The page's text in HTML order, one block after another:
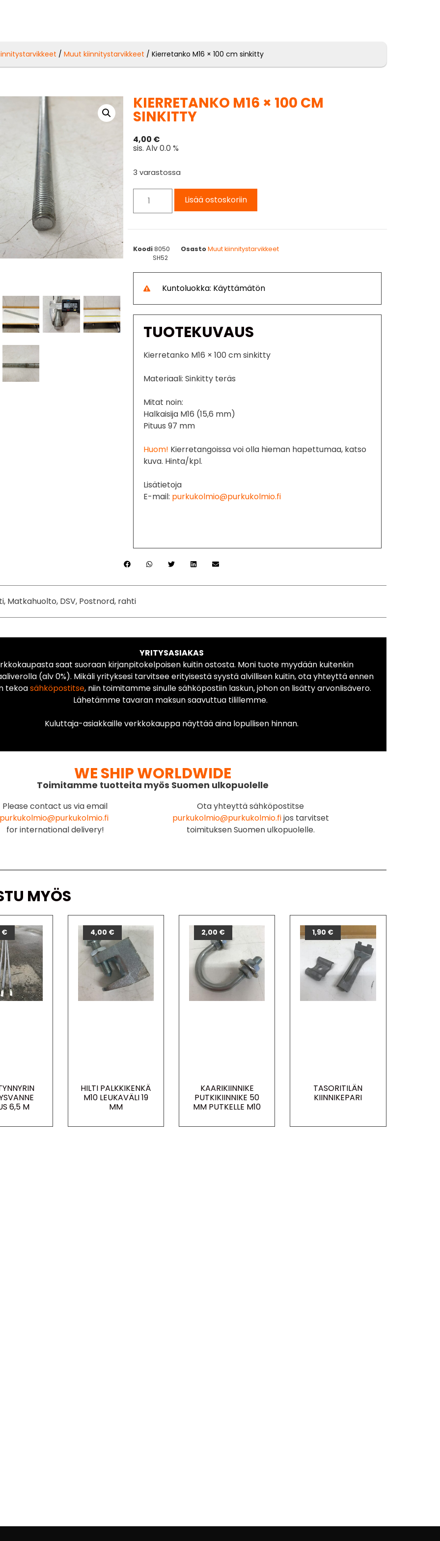
/Muut kiinnitystarvikkeet / Kierretanko M16 × 100 cm sinkitty
KIERRETANKO M16 × 100 CM
SINKITTY
4,00 €
sis. Alv 0.0 %
3 varastossa
Lisää ostoskoriin
Koodi8050 Osasto Muut kiinnitystarvikkeet
SH52
Kuntoluokka: Käyttämätön
TUOTEKUVAUS
Kierretanko M16 × 100 cm sinkitty
Materiaali: Sinkitty teräs
Mitat noin:
Halkaisija M16 (15,6 mm)
Pituus 97 mm
Huom! Kierretangoissa voi olla hieman hapettumaa, katso
kuva. Hinta/kpl.
Lisätietoja
E-mail: purkukolmio@purkukolmio.fi
Matkahuolto, DSV, Postnord, rahti
YRITYSASIAKAS
saat suoraan kirjanpitokelpoisen kuitin ostosta. Moni tuote myydään kuitenkin
(alv 0%). Mikäli yrityksesi tarvitsee erityisestä syystä alvillisen kuitin, ota yhteyttä ennen
tekoasähköpostitse, niin toimitamme sinulle sähköpostiin laskun, johon on lisätty arvonlisävero.
Lähetämme tavaran maksun saavuttua tilillemme.
Kuluttaja-asiakkaille verkkokauppa näyttää aina lopullisen hinnan.
WE SHIP WORLDWIDE
Toimitamme tuotteita myös Suomen ulkopuolelle
Please contact us via email
purkukolmio@purkukolmio.fi
for international delivery!
Ota yhteyttä sähköpostitse
purkukolmio@purkukolmio.fijos tarvitset
toimituksen Suomen ulkopuolelle.
MYÖS
6,5 M
€
HILTI PALKKIKENKÄ
M10 LEUKAVÄLI 19
MM
4,00 €
KAARIKIINNIKE
PUTKIKIINNIKE 50
MM PUTKELLE M10
2,00 €
TASORITILÄN
KIINNIKEPARI
1,90 €